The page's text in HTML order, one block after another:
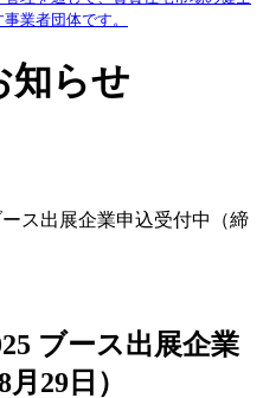
業者団体です。
知らせ
ス出展企業申込受付中（締
ブース出展企業
29日）